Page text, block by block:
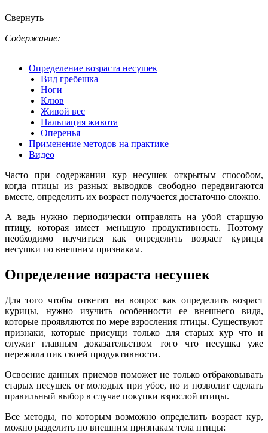
Свернуть
Содержание:
Определение возраста несушек
Вид гребешка
Ноги
Клюв
Живой вес
Пальпация живота
Оперенья
Применение методов на практике
Видео
Часто при содержании кур несушек открытым способом,
когда птицы из разных выводков свободно передвигаются
вместе, определить их возраст получается достаточно сложно.
А ведь нужно периодически отправлять на убой старшую
птицу, которая имеет меньшую продуктивность. Поэтому
необходимо научиться как определить возраст курицы
несушки по внешним признакам.
Определение возраста несушек
Для того чтобы ответит на вопрос как определить возраст
курицы, нужно изучить особенности ее внешнего вида,
которые проявляются по мере взросления птицы. Существуют
признаки, которые присущи только для старых кур что и
служит главным доказательством того что несушка уже
пережила пик своей продуктивности.
Освоение данных приемов поможет не только отбраковывать
старых несушек от молодых при убое, но и позволит сделать
правильный выбор в случае покупки взрослой птицы.
Все методы, по которым возможно определить возраст кур,
можно разделить по внешним признакам тела птицы: